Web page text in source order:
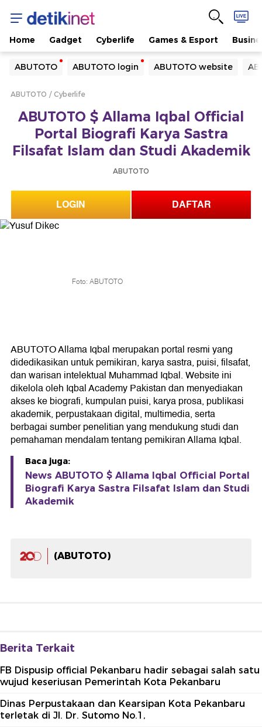
Home Gadget Cyberlife Games & Esport
ABUTOTO ABUTOTO login ABUTOTO website
Yang sedang ramai dicari
Loading...
Loading...
ABUTOTO Cyberlife
ABUTOTO $ Allama Iqbal Official
Portal Biografi Karya Sastra
Filsafat Islam dan Studi Akademik
ABUTOTO
LOGIN DAFTAR
Foto: ABUTOTO
ABUTOTO Allama Iqbal merupakan portal resmi yang
didedikasikan untuk pemikiran, karya sastra, puisi, filsafat,
dan warisan intelektual Muhammad Iqbal. Website ini
dikelola oleh Iqbal Academy Pakistan dan menyediakan
akses ke biografi, kumpulan puisi, karya prosa, publikasi
akademik, perpustakaan digital, multimedia, serta
berbagai sumber penelitian yang mendukung studi dan
pemahaman mendalam tentang pemikiran Allama Iqbal.
Baca juga:
News ABUTOTO $ Allama Iqbal Official Portal
Biografi Karya Sastra Filsafat Islam dan Studi
Akademik
(ABUTOTO)
Berita Terkait
FB Dispusip official Pekanbaru hadir sebagai salah satu
wujud keseriusan Pemerintah Kota Pekanbaru
Dinas Perpustakaan dan Kearsipan Kota Pekanbaru
terletak di Jl. Dr. Sutomo No.1,